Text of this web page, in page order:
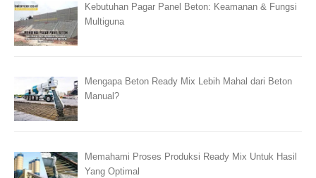
Kebutuhan Pagar Panel Beton: Keamanan & Fungsi
Multiguna
Mengapa Beton Ready Mix Lebih Mahal dari Beton
Manual?
Memahami Proses Produksi Ready Mix Untuk Hasil
Yang Optimal